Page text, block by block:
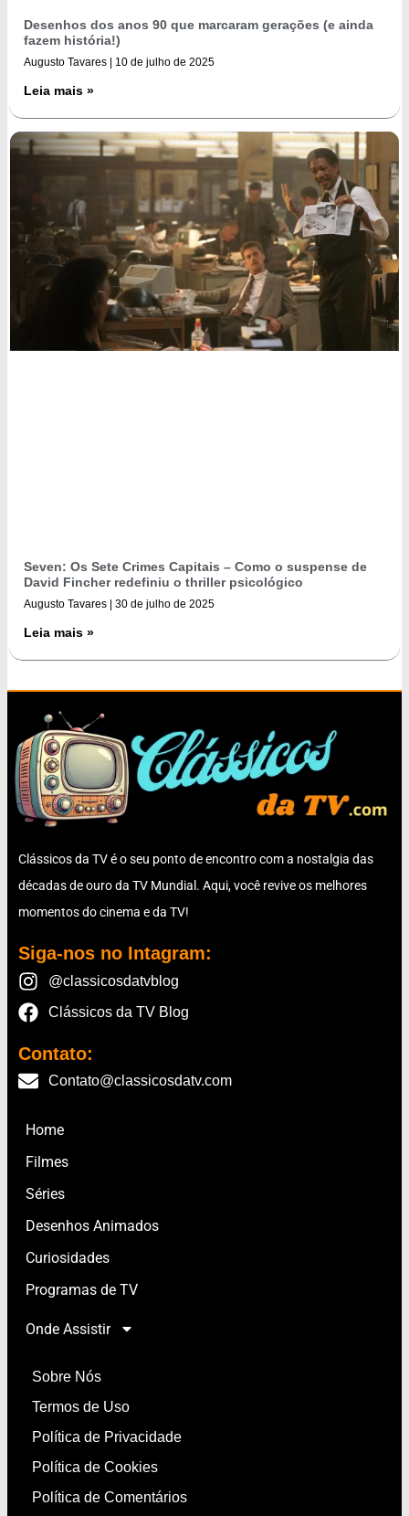
Desenhos dos anos 90 que marcaram gerações (e ainda
fazem história!)
Augusto Tavares 10 de julho de 2025
Leia mais »
Seven: Os Sete Crimes Capitais – Como o suspense de
David Fincher redefiniu o thriller psicológico
Augusto Tavares 30 de julho de 2025
Leia mais »
Clássicos da TV é o seu ponto de encontro com a nostalgia das
décadas de ouro da TV Mundial. Aqui, você revive os melhores
momentos do cinema e da TV!
Siga-nos no Intagram:
@classicosdatvblog
Clássicos da TV Blog
Contato:
Contato@classicosdatv.com
Home
Filmes
Séries
Desenhos Animados
Curiosidades
Programas de TV
Onde Assistir
Sobre Nós
Termos de Uso
Política de Privacidade
Política de Cookies
Política de Comentários